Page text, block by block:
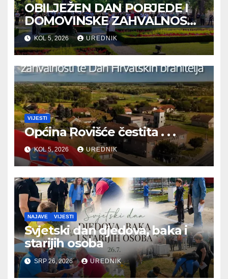
OBILJEŽEN DAN POBJEDE I
DOMOVINSKE ZAHVALNOSTI
TE DAN HRVATSKIH
BRANITELJA
KOL 5, 2026 UREDNIK
VIJESTI
Općina Rovišće čestita . . .
KOL 5, 2026 UREDNIK
NAJAVE VIJESTI
Svjetski dan djedova, baka i
starijih osoba
SRP 26, 2026 UREDNIK